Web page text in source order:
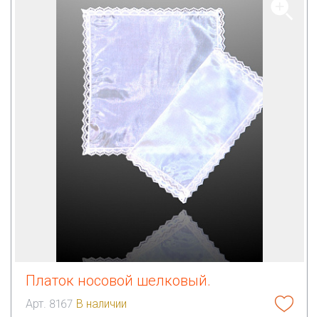
Платок носовой шелковый.
Арт. 8167 В наличии